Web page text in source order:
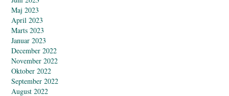
Maj 2023
April 2023
Marts 2023
Januar 2023
December 2022
November 2022
Oktober 2022
September 2022
August 2022